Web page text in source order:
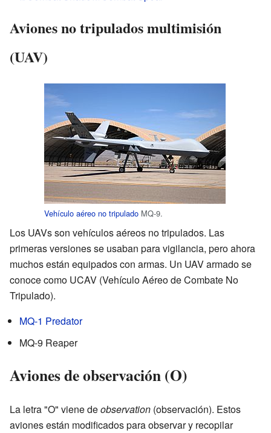
Aviones no tripulados multimisión
(UAV)
Vehículo aéreo no tripulado MQ-9.
Los UAVs son vehículos aéreos no tripulados. Las
primeras versiones se usaban para vigilancia, pero ahora
muchos están equipados con armas. Un UAV armado se
conoce como UCAV (Vehículo Aéreo de Combate No
Tripulado).
MQ-1 Predator
MQ-9 Reaper
Aviones de observación (O)
La letra "O" viene deobservation (observación). Estos
aviones están modificados para observar y recopilar